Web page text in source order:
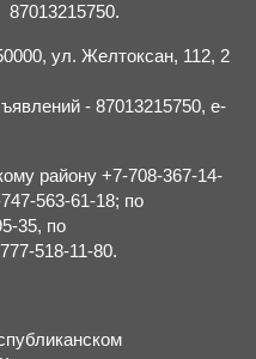
ул. Желтоксан, 112, 2
- 87013215750, e-
району +7-708-367-14-
563-61-18; по
35, по
518-11-80.